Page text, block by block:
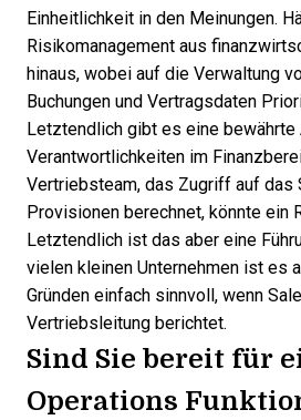
Einheitlichkeit in den Meinungen.
Risikomanagement aus
hinaus, wobei auf die Verwaltung
Buchungen und Vertragsdaten
Letztendlich gibt es eine bewährte
Verantwortlichkeiten im
Vertriebsteam, das Zugriff auf das
Provisionen berechnet, könnte ein
Letztendlich ist das aber eine
vielen kleinen Unternehmen ist es
Gründen einfach sinnvoll, wenn
Vertriebsleitung berichtet.
Sind Sie bereit für
Operations